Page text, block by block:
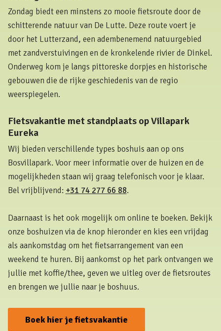
Zondag biedt een minstens zo mooie fietsroute door de
schitterende natuur van De Lutte. Deze route voert je
door het Lutterzand, een adembenemend natuurgebied
met zandverstuivingen en de kronkelende rivier de Dinkel.
Onderweg kom je langs pittoreske dorpjes en historische
gebouwen die de rijke geschiedenis van de regio
weerspiegelen.
Fietsvakantie met standplaats op Villapark
Eureka
Wij bieden verschillende types boshuis aan op ons
Bosvillapark. Voor meer informatie over de huizen en de
mogelijkheden staan wij graag telefonisch voor je klaar.
Bel vrijblijvend: +31 74 277 66 88.
Daarnaast is het ook mogelijk om online te boeken. Bekijk
onze boshuizen via de knop hieronder en kies een vrijdag
als aankomstdag om het fietsarrangement van een
weekend te huren. Bij aankomst op het park ontvangen we
jullie met koffie/thee, geven we uitleg over de fietsroutes
en brengen we jullie naar je boshuus.
Boek hier je fietsvakantie